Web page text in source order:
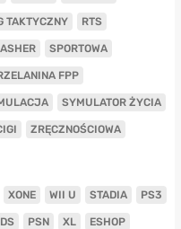
TAKTYCZNY RTS
SPORTOWA
FPP
SYMULATOR ŻYCIA
ZRĘCZNOŚCIOWA
XONE WII U STADIA PS3
DS PSN XL ESHOP